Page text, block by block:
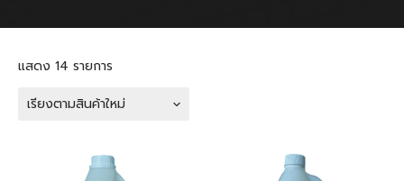
แสดง 14 รายการ
เรียงตามสินค้าใหม่